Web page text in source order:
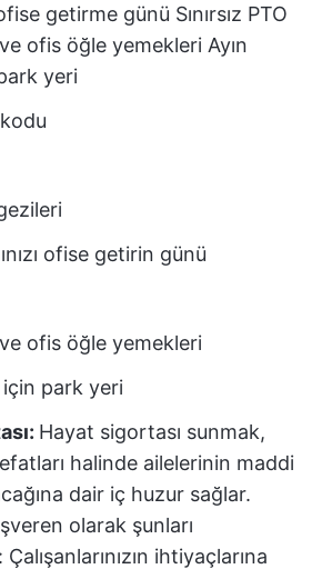
getirme günü Sınırsız PTO
ofis öğle yemekleri Ayın
yeri
ofise getirin günü
ofis öğle yemekleri
için park yeri
Hayat sigortası sunmak,
halinde ailelerinin maddi
dair iç huzur sağlar.
olarak şunları
Çalışanlarınızın ihtiyaçlarına